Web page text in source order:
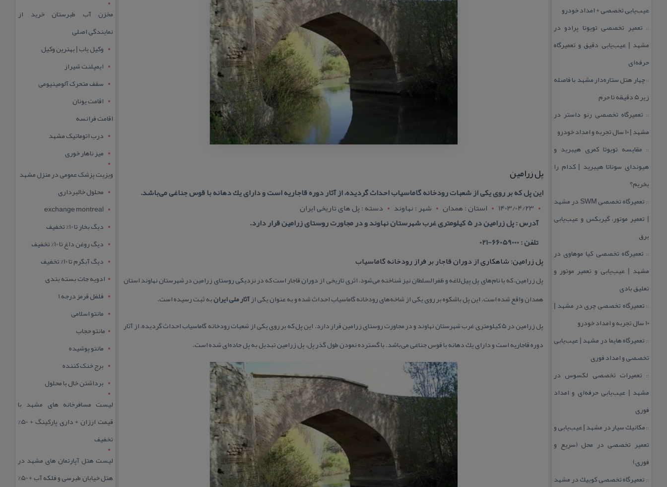
عیب‌یابی تخصصی + امداد خودرو
:: تعمیر تخصصی تویوتا پرادو در
مشهد | عیب‌یابی دقیق و تعمیرگاه
حرفه‌ای
::چهار هتل‌ ستاره‌دار مشهد با فاصله
زیر 5 دقیقه تا حرم
:: تعمیرگاه تخصصی رنو داستر در
مشهد | ۱۰ سال تجربه و امداد خودرو
:: مقایسه تویوتا كمری هیبرید و
هیوندای سوناتا هیبرید | كدام را
بخریم؟
::
تعمیرگاه تخصصی SWM در مشهد
| تعمیر موتور، گیربكس و عیب‌یابی
برق
:: تعمیرگاه تخصصی كیا موهاوی در
مشهد | عیب‌یابی و تعمیر موتور و
تعلیق بادی
:: تعمیرگاه تخصصی چری در مشهد |
۱۰ سال تجربه و امداد خودرو
:: تعمیرگاه هایما در مشهد | عیب‌یابی
تخصصی و امداد فوری
:: تعمیرات تخصصی لكسوس در
مشهد | عیب‌یابی حرفه‌ای و امداد
فوری
:: مكانیك سیار در مشهد | عیب‌یابی و
تعمیر تخصصی در محل (سریع و
فوری)
:: تعمیرگاه تخصصی كوییك در مشهد
پل زرامین
این پل كه بر روی یكی از شعبات رودخانه گاماسیاب احداث گردیده، از آثار دوره قاجاریه است و دارای یك دهانه با قوس جناغی می‌باشد.
1403/04/23
استان : همدان شهر : نهاوند
دسته : پل های تاریخی ایران
آدرس : پل زرامین در ۵ كیلومتری غرب شهرستان نهاوند و در مجاورت روستای زرامین قرار دارد.
تلفن : 66059000-021
پل زرامین: شاهكاری از دوران قاجار بر فراز رودخانه گاماسیاب
پل زرامین، كه با نام‌های پل پیل‌لاغه و ظفرالسلطان نیز شناخته می‌شود، اثری تاریخی از دوران قاجار است كه در نزدیكی روستای زرامین در شهرستان نهاوند استان
همدان واقع شده است. این پل باشكوه بر روی یكی از شاخه‌های رودخانه گاماسیاب احداث شده و به عنوان یكی ازآثار ملی ایرانبه ثبت رسیده است.
پل زرامین در ۵ كیلومتری غرب شهرستان نهاوند و در مجاورت روستای زرامین قرار دارد. این پل كه بر روی یكی از شعبات رودخانه گاماسیاب احداث گردیده، از آثار
دوره قاجاریه است و دارای یك دهانه با قوس جناغی می‌باشد. با گسترده نمودن طول گذر پل، پل زرامین تبدیل به پل جاده‌ای شده است.
مخزن آب طبرستان خرید از
نمایندگی اصلی
وکیل یاب | بهترین وکیل
ایمپلنت شیراز
سقف متحرک آلومینیومی
اقامت یونان
اقامت فرانسه
درب اتوماتیک مشهد
میز ناهار خوری
ویزیت پزشک عمومی در منزل مشهد
محلول خالبرداری
exchange montreal
دیگ بخار تا 10% تخفیف
دیگ روغن داغ تا 10% تخفیف
دیگ آبگرم تا 10% تخفیف
ادویه جات بسته بندی
فلفل قرمز درجه 1
مانتو اسلامی
مانتو حجاب
مانتو پوشیده
برج خنک کننده
برداشتن خال با محلول
لیست مسافرخانه های مشهد با
قیمت ارزان + داری پارکینگ + 50%
تخفیف
لیست هتل آپارتمان های مشهد در
هتل خیابان طبرسی و فلکه آب + 50%